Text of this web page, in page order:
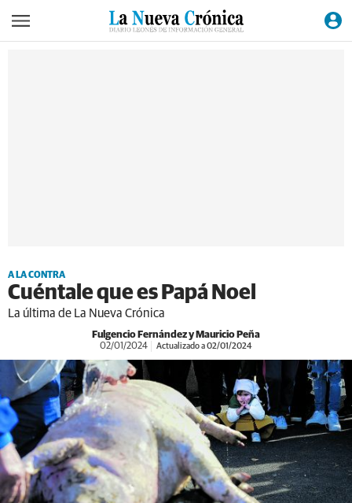
A LA CONTRA
Cuéntale que es Papá Noel
La última de La Nueva Crónica
Fulgencio Fernández y Mauricio Peña
02/01/2024 Actualizado a 02/01/2024